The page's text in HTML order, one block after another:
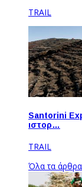
TRAIL
Santorini
ιστορ…
TRAIL
Όλα τα άρθρα